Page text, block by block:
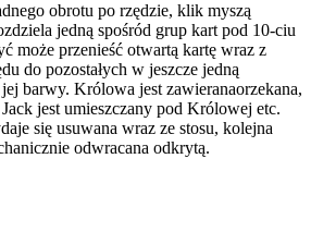
obrotu po rzędzie, klik myszą
jedną spośród grup kart pod 10-ciu
może przenieść otwartą kartę wraz z
do pozostałych w jeszcze jedną
barwy. Królowa jest zawieranaorzekana,
jest umieszczany pod Królowej etc.
się usuwana wraz ze stosu, kolejna
odwracana odkrytą.